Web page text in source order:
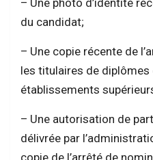
du candidat;
– Une copie récente de
les titulaires de diplômes
établissements
– Une autorisation de
délivrée par
copie de l’arrêté de